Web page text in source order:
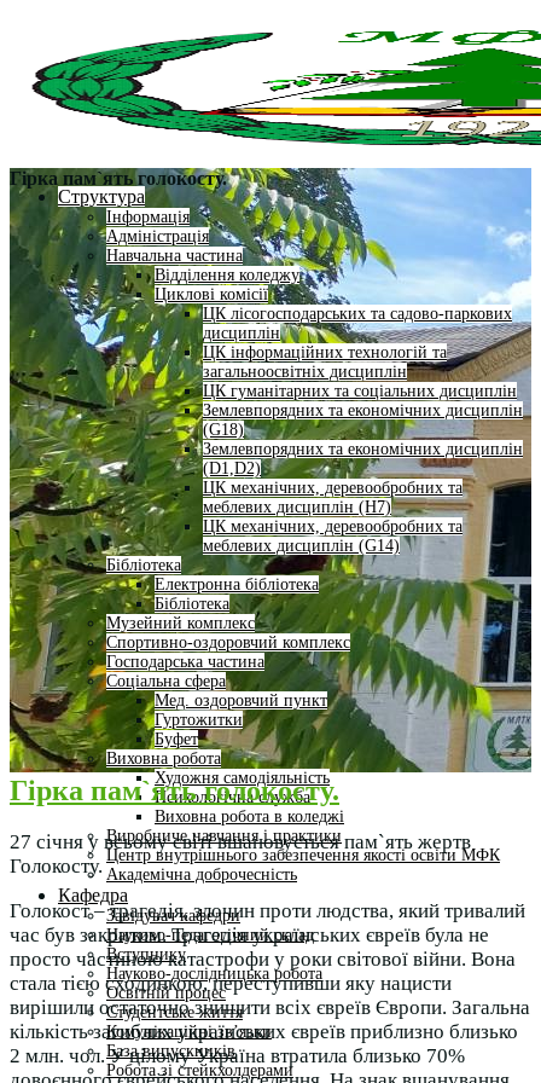
Структура
Інформація
Адміністрація
Навчальна частина
Відділення коледжу
Циклові комісії
ЦК лісогосподарських та садово-паркових
дисциплін
ЦК інформаційних технологій та
загальноосвітніх дисциплін
ЦК гуманітарних та соціальних дисциплін
Землевпорядних та економічних дисциплін
(G18)
Землевпорядних та економічних дисциплін
(D1,D2)
ЦК механічних, деревообробних та
меблевих дисциплін (H7)
ЦК механічних, деревообробних та
меблевих дисциплін (G14)
Бібліотека
Електронна бібліотека
Бібліотека
Музейний комплекс
Спортивно-оздоровчий комплекс
Господарська частина
Соціальна сфера
Мед. оздоровчий пункт
Гуртожитки
Буфет
Виховна робота
Художня самодіяльність
Психологічна служба
Виховна робота в коледжі
Виробниче навчання і практики
Центр внутрішнього забезпечення якості освіти МФК
Академічна доброчесність
Кафедра
Завідувач кафедри
Науково-педагогічний склад
Вступнику
Науково-дослідницька робота
Освітній процес
Студентське життя
Комунікаційні зв’язки
База випускників
Робота зі стейкхолдерами
Гірка пам`ять голокосту.
Гірка пам`ять голокосту.
27 січня у всьому світі вшановується пам`ять жертв
Голокосту.
Голокост – трагедія, злочин проти людства, який тривалий
час був закритим. Трагедія українських євреїв була не
просто частиною катастрофи у роки світової війни. Вона
стала тією сходинкою, переступивши яку нацисти
вирішили остаточно знищити всіх євреїв Європи. Загальна
кількість загиблих українських євреїв приблизно близько
2 млн. чол. У цілому Україна втратила близько 70%